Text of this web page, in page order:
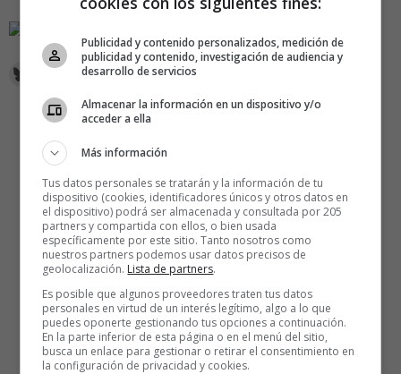
Publicidad y contenido personalizados, medición de
publicidad y contenido, investigación de audiencia y
desarrollo de servicios
Almacenar la información en un dispositivo y/o
acceder a ella
Más información
Tus datos personales se tratarán y la información de tu
dispositivo (cookies, identificadores únicos y otros datos en
el dispositivo) podrá ser almacenada y consultada por 205
partners y compartida con ellos, o bien usada
específicamente por este sitio. Tanto nosotros como
nuestros partners podemos usar datos precisos de
geolocalización. Lista de partners.
Es posible que algunos proveedores traten tus datos
personales en virtud de un interés legítimo, algo a lo que
puedes oponerte gestionando tus opciones a continuación.
En la parte inferior de esta página o en el menú del sitio,
busca un enlace para gestionar o retirar el consentimiento en
la configuración de privacidad y cookies.